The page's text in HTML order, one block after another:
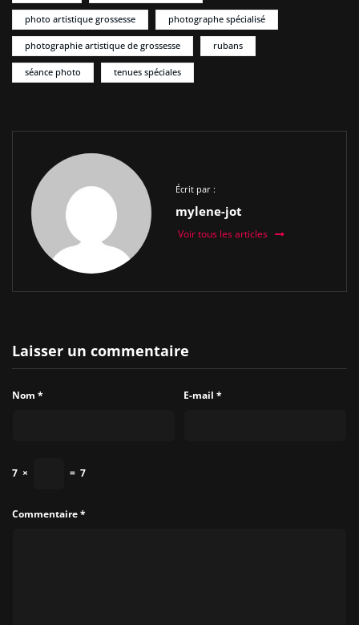
photo artistique grossesse photographe spécialisé
photographie artistique de grossesse rubans
séance photo tenues spéciales
Écrit par :
mylene-jot
Voir tous les articles
Laisser un commentaire
Nom * E-mail *
7 × = 7
Commentaire*